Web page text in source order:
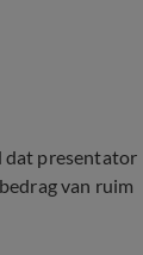
dat presentator
van ruim